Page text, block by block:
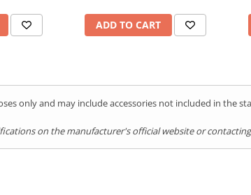
ADD TO CART
only and may include accessories not included in the
on the manufacturer's official website or